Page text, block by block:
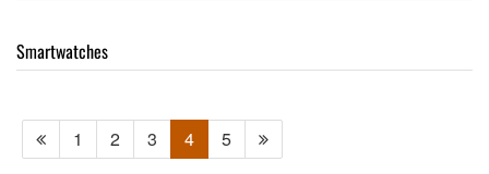
Smartwatches
1 2 3 4 5